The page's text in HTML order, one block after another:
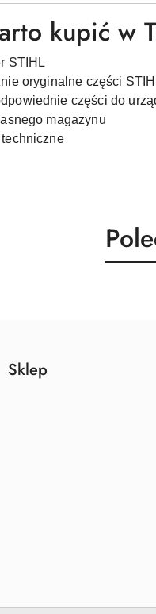
kupić w
STIHL
oryginalne części
części do
magazynu
o
Sklep